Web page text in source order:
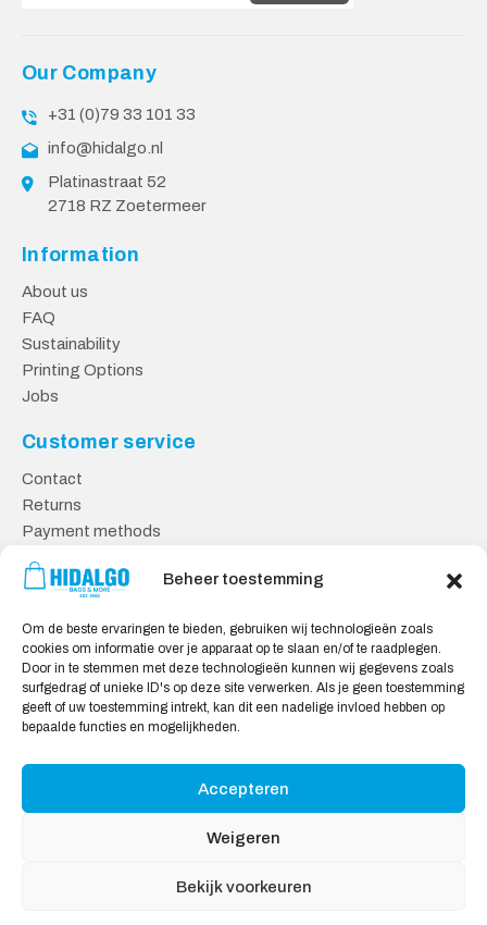
Beheer toestemming
Om de beste ervaringen te bieden, gebruiken wij technologieën zoals
cookies om informatie over je apparaat op te slaan en/of te raadplegen.
Door in te stemmen met deze technologieën kunnen wij gegevens zoals
surfgedrag of unieke ID's op deze site verwerken. Als je geen toestemming
geeft of uw toestemming intrekt, kan dit een nadelige invloed hebben op
bepaalde functies en mogelijkheden.
Accepteren
Weigeren
Bekijk voorkeuren
Our Company
+31 (0)79 33 101 33
info@hidalgo.nl
Platinastraat 52
2718 RZ Zoetermeer
Information
About us
FAQ
Sustainability
Printing Options
Jobs
Customer service
Contact
Returns
Payment methods
Safe shopping
General Terms and Conditions
Cookie policy
Privacy statement
Disclaimer